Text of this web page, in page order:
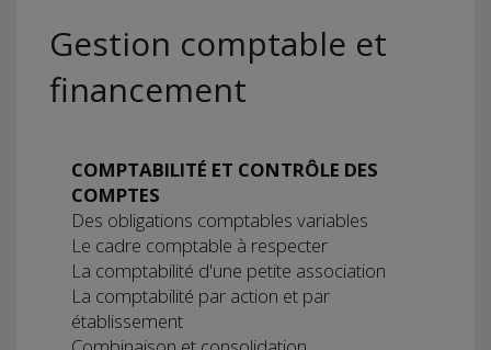
Gestion comptable et
financement
COMPTABILITÉ ET CONTRÔLE DES
COMPTES
Des obligations comptables variables
Le cadre comptable à respecter
La comptabilité d'une petite association
La comptabilité par action et par
établissement